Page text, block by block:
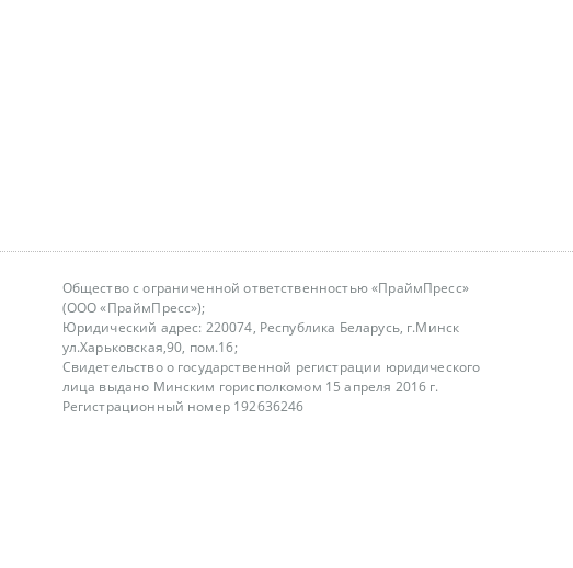
Общество с ограниченной ответственностью «ПраймПресс»
(ООО «ПраймПресс»);
Юридический адрес: 220074, Республика Беларусь, г.Минск
ул.Харьковская,90, пом.16;
Свидетельство о государственной регистрации юридического
лица выдано Минским горисполкомом 15 апреля 2016 г.
Регистрационный номер 192636246